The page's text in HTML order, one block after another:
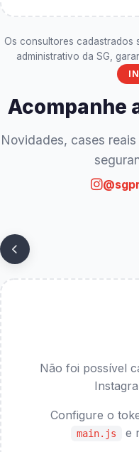
Os consultores cadastrados
administrativo da SG,
Acompanhe
Novidades, cases
Não foi possível
Configure o
main.js e